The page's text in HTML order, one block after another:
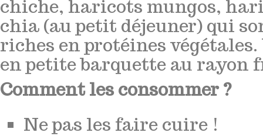
chiche, haricots mungos,
chia (au petit déjeuner) qui
riches en protéines
en petite barquette au rayon
Comment les consommer ?
Ne pas les faire cuire !